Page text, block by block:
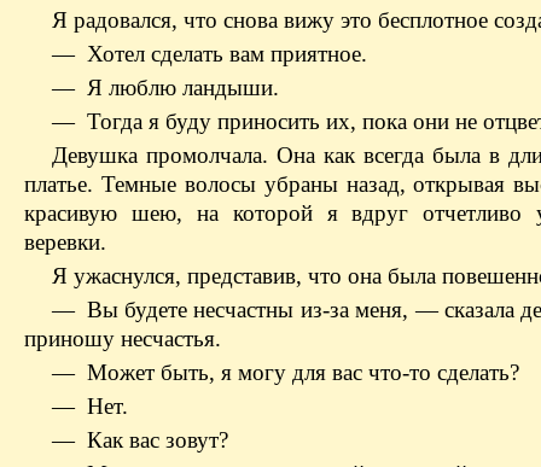
Я радовался, что снова вижу это бесплотное
— Хотел сделать вам приятное.
— Я люблю ландыши.
— Тогда я буду приносить их, пока они не
Девушка промолчала. Она как всегда была в
платье. Темные волосы убраны назад, открывая
красивую шею, на которой я вдруг отчетливо
веревки.
Я ужаснулся, представив, что она была
— Вы будете несчастны из-за меня, — сказала
приношу несчастья.
— Может быть, я могу для вас что-то сделать?
— Нет.
— Как вас зовут?